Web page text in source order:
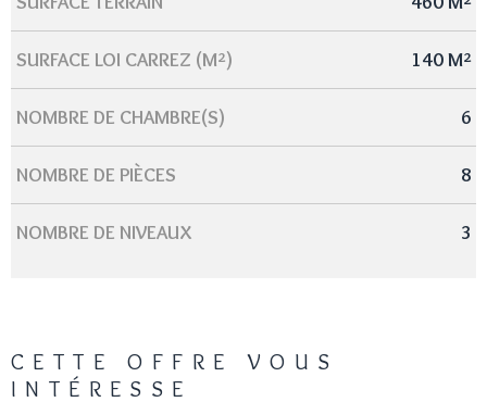
SURFACE LOI CARREZ (M²) 140 M²
NOMBRE DE CHAMBRE(S) 6
NOMBRE DE PIÈCES 8
NOMBRE DE NIVEAUX 3
CETTE OFFRE
VOUS
INTÉRESSE